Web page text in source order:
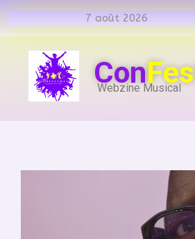
7 août 2026
Con
Webzine Musical